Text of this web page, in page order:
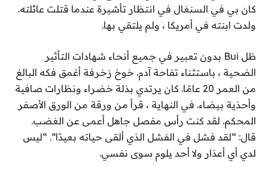
كان بي في السنغال في انتظار تأشيرة عندما قتلت عائلته.
ولدت ابنته في أمريكا ، ولم يلتقي بها.
ظل Bui بدون تعبير في جميع أنحاء شهادات التأثير
الضحية ، باستثناء تفاحة آدم. خوخ زخرفة أغمق فكه البالغ
من العمر 20 عامًا. كان يرتدي بذلة خضراء ونظارات صافية
وأحذية بيضاء. في النهاية ، قرأ من ورقة من الورق الأصفر
المحكم. لقد كنت رأس مفصل جاهل أعمى عن الغضب.
قال: “لقد فشل في الفشل الذي ألقى حياته بعيدًا”. “ليس
لدي أي أعذار ولا أحد يلوم سوى نفسي.